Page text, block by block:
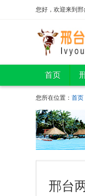
您好，欢迎来到邢
首页
您所在位置： 首页
邢台